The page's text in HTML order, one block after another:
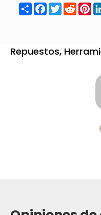
ShareFacebook
TwitterReddit
Repuestos,